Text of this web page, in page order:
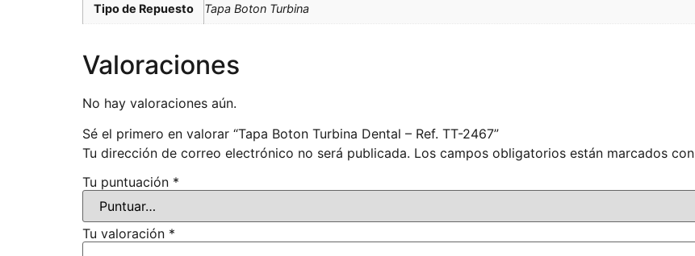
Tipo de Repuesto Tapa Boton Turbina
Valoraciones
No hay valoraciones aún.
Sé el primero en valorar “Tapa Boton Turbina Dental – Ref. TT-2467”
Tu dirección de correo electrónico no será publicada. Los campos obligatorios están marcados con
Tu puntuación *
Tu valoración *